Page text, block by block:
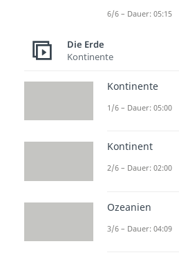
extreme
Das hat der Eifel
der Maare“
Studyflix vernetzt:
6/6 – Dauer: 05:15
Die Erde
Kontinente
Kontinente
1/6 – Dauer: 05:00
Kontinent
2/6 – Dauer: 02:00
Ozeanien
3/6 – Dauer: 04:09